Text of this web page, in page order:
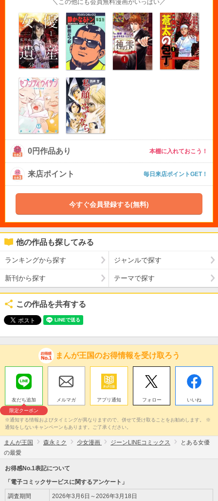
＼この他にも会員無料漫画がいっぱい／
0円作品あり 本棚に入れておこう！
来店ポイント 毎日来店ポイントGET！
今すぐ会員登録する(無料)
他の作品も探してみる
ランキングから探す ジャンルで探す
新刊から探す テーマで探す
この作品を共有する
まんが王国のお得情報を受け取ろう
友だち追加
限定クーポン
メルマガ アプリ通知 フォロー いいね
※通知する情報およびタイミングが異なりますので、併せて受け取ることをお勧めします。 ※
通知をしないキャンペーンもあります。ご了承ください。
まんが王国 森永ミク 少女漫画 ジーンLINEコミックス
とある女優
の最愛
お得感No.1表記について
「電子コミックサービスに関するアンケート」
調査期間 2026年3月6日～2026年3月18日